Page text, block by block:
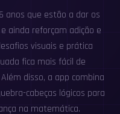
anos que estão a dar os
ainda reforçam adição e
visuais e prática
fica mais fácil de
disso, a app combina
cabeças lógicos para
na matemática.